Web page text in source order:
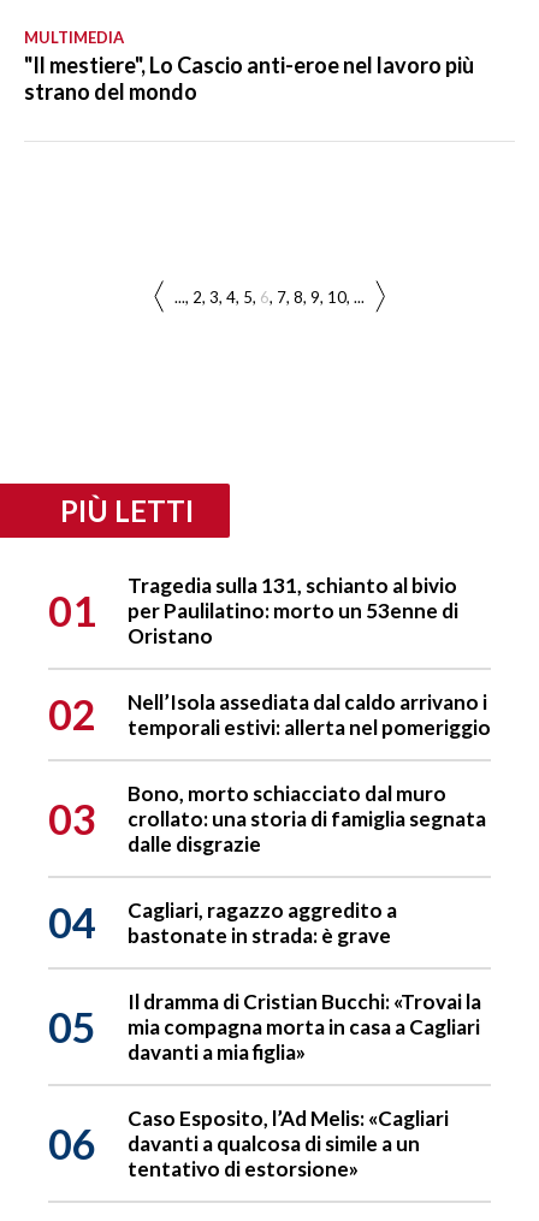
MULTIMEDIA
"Il mestiere", Lo Cascio anti-eroe nel lavoro più
strano del mondo
... 2 3 4 5 6 7 8 9 10 ...
PIÙ LETTI
01
Tragedia sulla 131, schianto al bivio
per Paulilatino: morto un 53enne di
Oristano
02
Nell’Isola assediata dal caldo arrivano i
temporali estivi: allerta nel pomeriggio
03
Bono, morto schiacciato dal muro
crollato: una storia di famiglia segnata
dalle disgrazie
04
Cagliari, ragazzo aggredito a
bastonate in strada: è grave
05
Il dramma di Cristian Bucchi: «Trovai la
mia compagna morta in casa a Cagliari
davanti a mia figlia»
06
Caso Esposito, l’Ad Melis: «Cagliari
davanti a qualcosa di simile a un
tentativo di estorsione»